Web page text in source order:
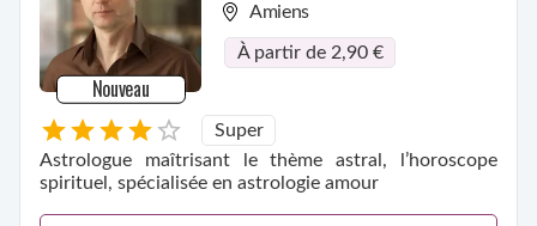
Nouveau
Amiens
À partir de 2,90 €
Super
Astrologue maîtrisant le thème astral, l’horoscope
spirituel, spécialisée en astrologie amour